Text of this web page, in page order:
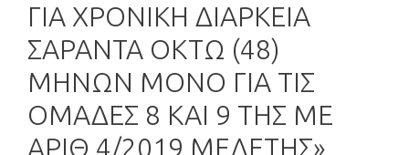
ΓΙΑ ΧΡΟΝΙΚΗ ΔΙΑΡΚΕΙΑ
ΣΑΡΑΝΤΑ ΟΚΤΩ (48)
ΜΗΝΩΝ ΜΟΝΟ ΓΙΑ ΤΙΣ
ΟΜΑΔΕΣ 8 ΚΑΙ 9 ΤΗΣ ΜΕ
ΑΡΙΘ.4/2019 ΜΕΛΕΤΗΣ».